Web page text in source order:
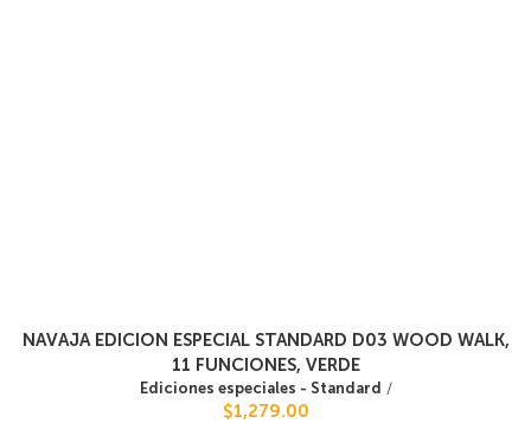
NAVAJA EDICION ESPECIAL STANDARD D03 WOOD WALK,
11 FUNCIONES, VERDE
Ediciones especiales - Standard /
$1,279.00